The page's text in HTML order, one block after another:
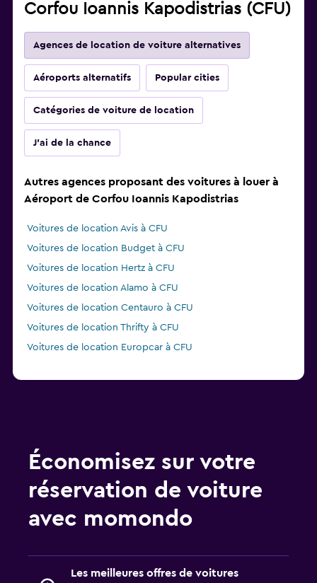
Corfou Ioannis Kapodistrias (CFU)
Agences de location de voiture alternatives
Aéroports alternatifs Popular cities
Catégories de voiture de location
J'ai de la chance
Autres agences proposant des voitures à louer à
Aéroport de Corfou Ioannis Kapodistrias
Voitures de location Avis à CFU
Voitures de location Budget à CFU
Voitures de location Hertz à CFU
Voitures de location Alamo à CFU
Voitures de location Centauro à CFU
Voitures de location Thrifty à CFU
Voitures de location Europcar à CFU
Économisez sur votre
réservation de voiture
avec momondo
Les meilleures offres de voitures